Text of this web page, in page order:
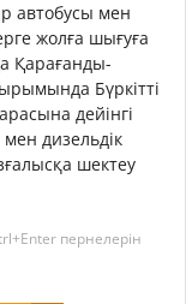
автобусы мен
жолға шығуға
Қарағанды-
Бүркітті
дейінгі
дизельдік
шектеу
пернелерін